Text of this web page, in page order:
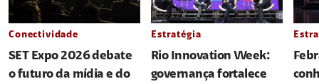
Conectividade
SET Expo 2026 debate
o futuro da mídia e do
Estratégia
Rio Innovation Week:
governança fortalece